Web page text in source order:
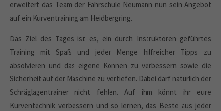
erweitert das Team der Fahrschule Neumann nun sein Angebot
auf ein Kurventraining am Heidbergring.
Das Ziel des Tages ist es, ein durch Instruktoren geführtes
Training mit Spaß und jeder Menge hilfreicher Tipps zu
absolvieren und das eigene Können zu verbessern sowie die
Sicherheit auf der Maschine zu vertiefen. Dabei darf natürlich der
Schräglagentrainer nicht fehlen. Auf ihm könnt ihr eure
Kurventechnik verbessern und so lernen, das Beste aus jeder